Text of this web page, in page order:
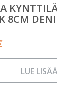
8CM
LUE